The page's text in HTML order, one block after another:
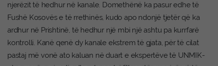
njerëzit të hedhur në kanale. Domethënë ka pasur edhe të
Fushë Kosovës e të rrethinës, kudo apo ndonjë tjetër që ka
ardhur në Prishtinë, të hedhur një mbi një ashtu pa kurrfarë
kontrolli. Kanë qenë dy kanale ekstrem të gjata, për të cilat
pastaj më vonë ato kaluan në duart e ekspertëve të UNMIK-